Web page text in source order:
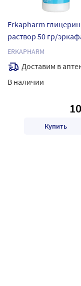
Erkapharm глицерин
раствор 50 гр/
ERKAPHARM
Доставим в
В наличии
Купить